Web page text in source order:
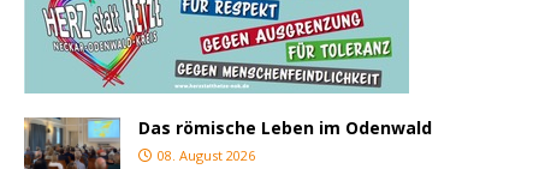
Das römische Leben im Odenwald
08. August 2026